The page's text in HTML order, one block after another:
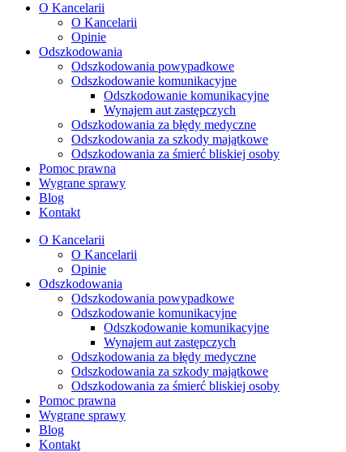
O Kancelarii
O Kancelarii
Opinie
Odszkodowania
Odszkodowania powypadkowe
Odszkodowanie komunikacyjne
Odszkodowanie komunikacyjne
Wynajem aut zastępczych
Odszkodowania za błędy medyczne
Odszkodowania za szkody majątkowe
Odszkodowania za śmierć bliskiej osoby
Pomoc prawna
Wygrane sprawy
Blog
Kontakt
O Kancelarii
O Kancelarii
Opinie
Odszkodowania
Odszkodowania powypadkowe
Odszkodowanie komunikacyjne
Odszkodowanie komunikacyjne
Wynajem aut zastępczych
Odszkodowania za błędy medyczne
Odszkodowania za szkody majątkowe
Odszkodowania za śmierć bliskiej osoby
Pomoc prawna
Wygrane sprawy
Blog
Kontakt